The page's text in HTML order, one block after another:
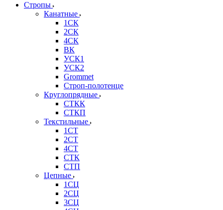
Стропы
Канатные
1СК
2СК
4СК
ВК
УСК1
УСК2
Grommet
Строп-полотенце
Круглопрядные
СТКК
СТКП
Текстильные
1СТ
2СТ
4СТ
СТК
СТП
Цепные
1СЦ
2СЦ
3СЦ